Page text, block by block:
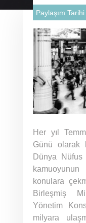
Paylaşım Tarihi
Her yıl
Günü olarak
Dünya Nüfus
konulara
Birleşmiş
Yönetim
milyara